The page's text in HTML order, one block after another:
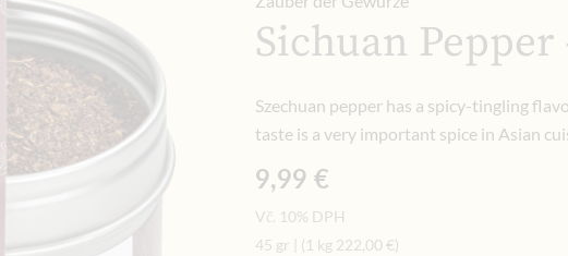
Sichuan
Szechuan pepper has a spicy-tingling
taste is a very important spice in Asian
9,99 €
Vč. 10% DPH
45 gr
(1 kg 222,00 €)